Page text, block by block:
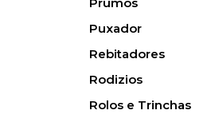
Puxador
Rebitadores
Rodizios
Rolos e Trinchas